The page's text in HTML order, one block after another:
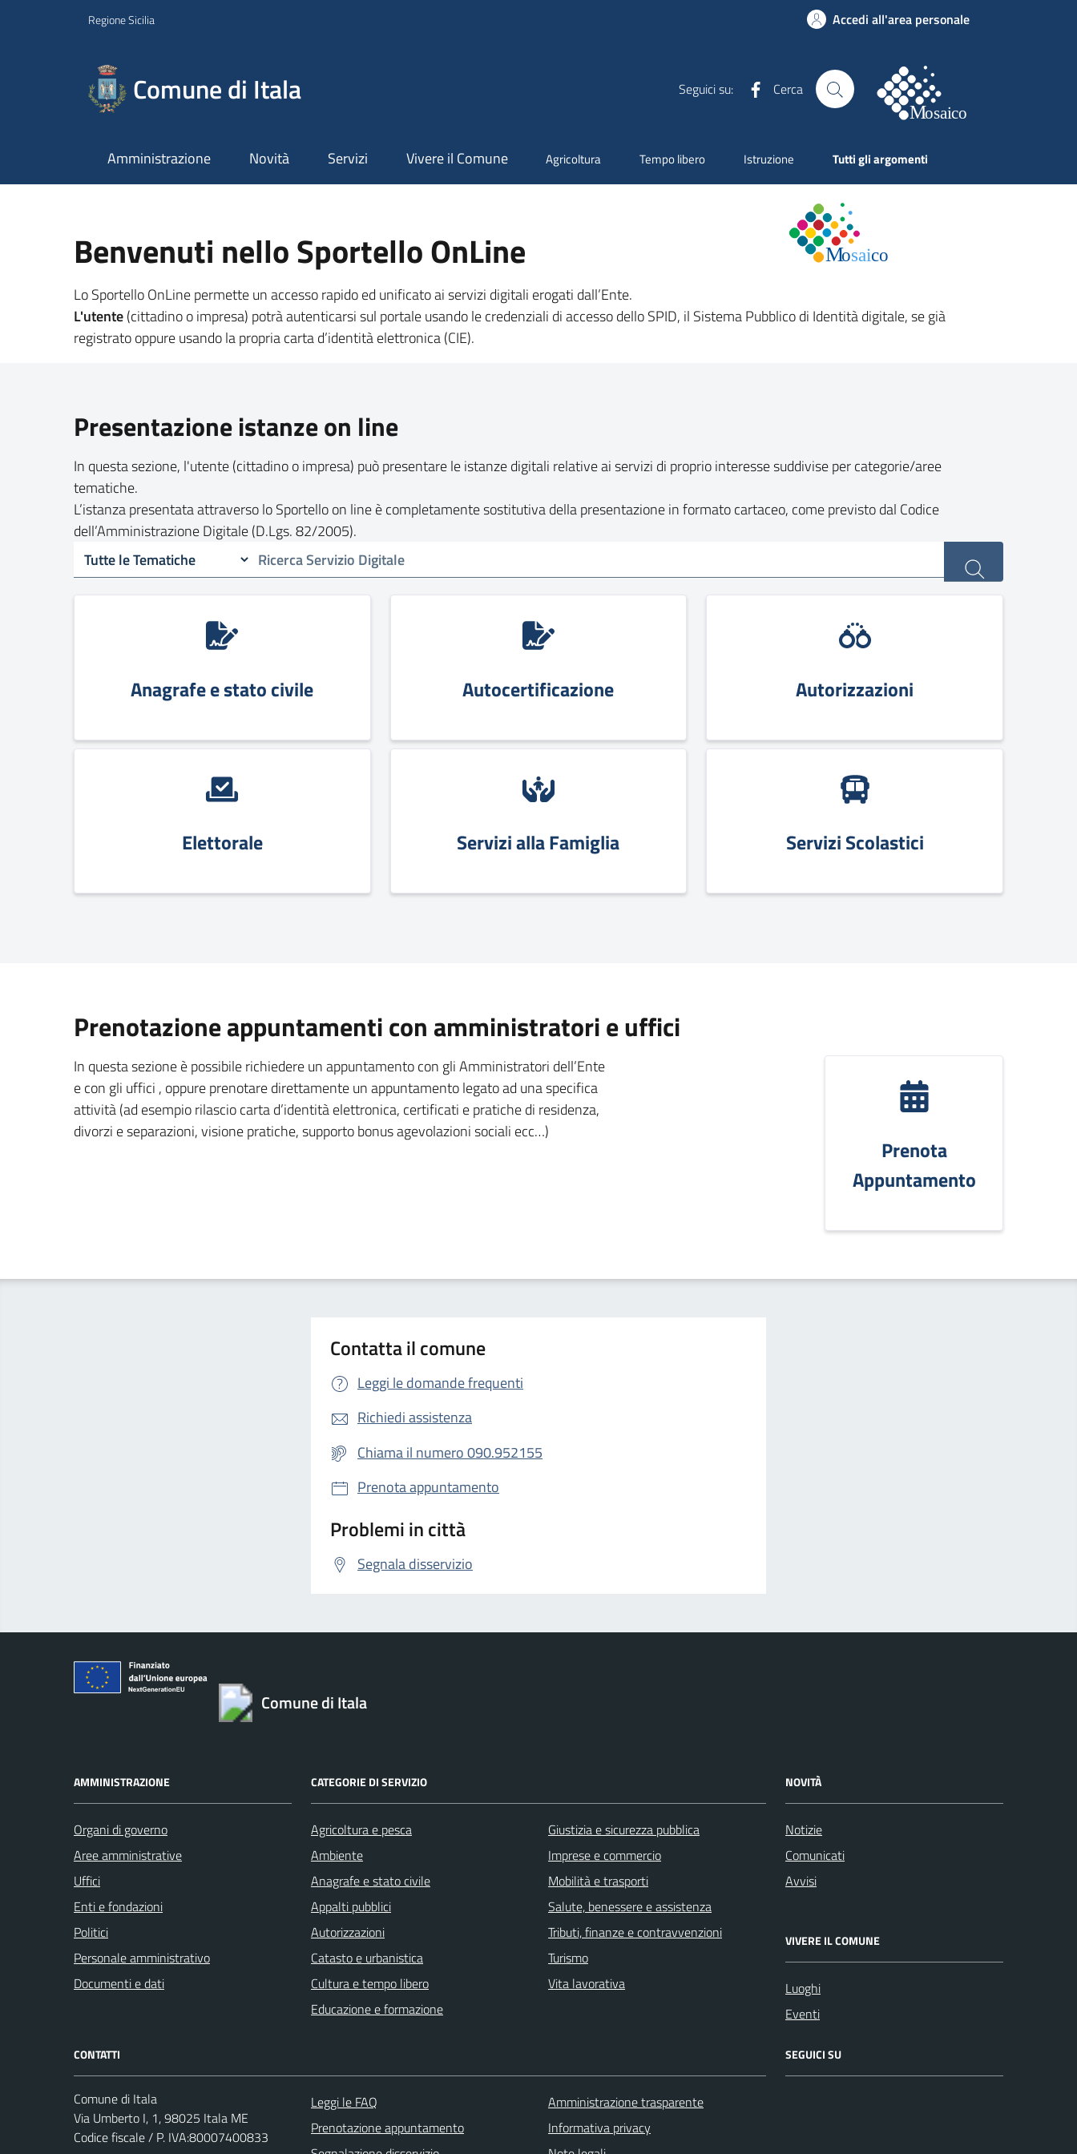
Regione Sicilia Accedi all'area personale
Comune di Itala Seguici su: Facebook
Cerca
Amministrazione Novità Servizi Vivere il Comune Agricoltura Tempo libero Istruzione Tutti gli argomenti
Benvenuti nello Sportello OnLine
Lo Sportello OnLine permette un accesso rapido ed unificato ai servizi digitali erogati dall’Ente.
L'utente(cittadino o impresa) potrà autenticarsi sul portale usando le credenziali di accesso dello SPID, il Sistema Pubblico di Identità digitale, se già
registrato oppure usando la propria carta d’identità elettronica (CIE).
Presentazione istanze on line
In questa sezione, l'utente (cittadino o impresa) può presentare le istanze digitali relative ai servizi di proprio interesse suddivise per categorie/aree
tematiche.
L’istanza presentata attraverso lo Sportello on line è completamente sostitutiva della presentazione in formato cartaceo, come previsto dal Codice
dell’Amministrazione Digitale (D.Lgs. 82/2005).
Anagrafe e stato civile Autocertificazione Autorizzazioni
Elettorale Servizi alla Famiglia Servizi Scolastici
Prenotazione appuntamenti con amministratori e uffici
In questa sezione è possibile richiedere un appuntamento con gli Amministratori dell’Ente
e con gli uffici , oppure prenotare direttamente un appuntamento legato ad una specifica
attività (ad esempio rilascio carta d’identità elettronica, certificati e pratiche di residenza,
divorzi e separazioni, visione pratiche, supporto bonus agevolazioni sociali ecc…)
Prenota
Appuntamento
Contatta il comune
Leggi le domande frequenti
Richiedi assistenza
Chiama il numero 090.952155
Prenota appuntamento
Problemi in città
Segnala disservizio
Comune di Itala
AMMINISTRAZIONE
Organi di governo
Aree amministrative
Uffici
Enti e fondazioni
Politici
Personale amministrativo
Documenti e dati
CATEGORIE DI SERVIZIO
Agricoltura e pesca
Ambiente
Anagrafe e stato civile
Appalti pubblici
Autorizzazioni
Catasto e urbanistica
Cultura e tempo libero
Educazione e formazione
Giustizia e sicurezza pubblica
Imprese e commercio
Mobilità e trasporti
Salute, benessere e assistenza
Tributi, finanze e contravvenzioni
Turismo
Vita lavorativa
NOVITÀ
Notizie
Comunicati
Avvisi
VIVERE IL COMUNE
Luoghi
Eventi
CONTATTI
Comune di Itala
Via Umberto I, 1, 98025 Itala ME
Codice fiscale / P. IVA:80007400833
Leggi le FAQ
Prenotazione appuntamento
Amministrazione trasparente
Informativa privacy
SEGUICI SU